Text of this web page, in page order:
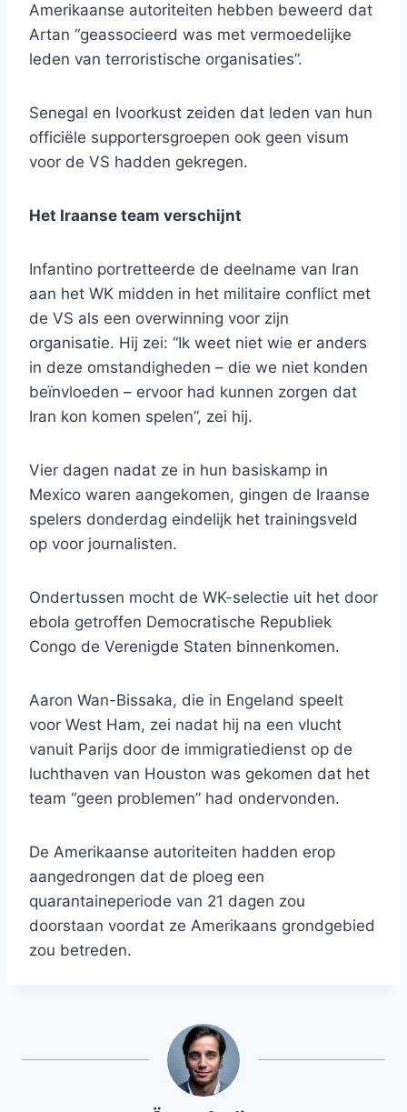
Amerikaanse autoriteiten hebben beweerd dat
Artan “geassocieerd was met vermoedelijke
leden van terroristische organisaties”.
Senegal en Ivoorkust zeiden dat leden van hun
officiële supportersgroepen ook geen visum
voor de VS hadden gekregen.
Het Iraanse team verschijnt
Infantino portretteerde de deelname van Iran
aan het WK midden in het militaire conflict met
de VS als een overwinning voor zijn
organisatie. Hij zei: “Ik weet niet wie er anders
in deze omstandigheden – die we niet konden
beïnvloeden – ervoor had kunnen zorgen dat
Iran kon komen spelen”, zei hij.
Vier dagen nadat ze in hun basiskamp in
Mexico waren aangekomen, gingen de Iraanse
spelers donderdag eindelijk het trainingsveld
op voor journalisten.
Ondertussen mocht de WK-selectie uit het door
ebola getroffen Democratische Republiek
Congo de Verenigde Staten binnenkomen.
Aaron Wan-Bissaka, die in Engeland speelt
voor West Ham, zei nadat hij na een vlucht
vanuit Parijs door de immigratiedienst op de
luchthaven van Houston was gekomen dat het
team “geen problemen” had ondervonden.
De Amerikaanse autoriteiten hadden erop
aangedrongen dat de ploeg een
quarantaineperiode van 21 dagen zou
doorstaan ​​voordat ze Amerikaans grondgebied
zou betreden.